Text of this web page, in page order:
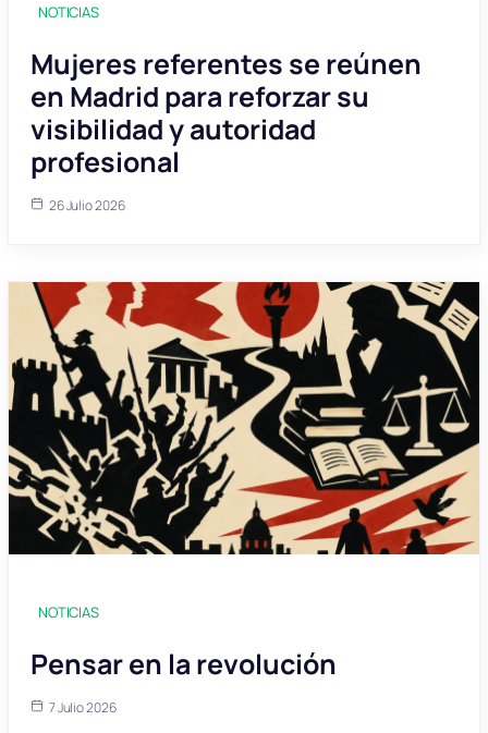
NOTICIAS
Mujeres referentes se reúnen
en Madrid para reforzar su
visibilidad y autoridad
profesional
26 Julio 2026
NOTICIAS
Pensar en la revolución
7 Julio 2026